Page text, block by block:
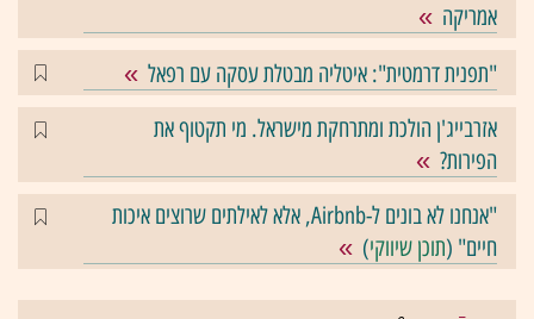
אמריקה
"תפנית דרמטית": איטליה מבטלת עסקה עם רפאל
אזרבייג'ן הולכת ומתרחקת מישראל. מי תקטוף את
הפירות?
"אנחנו לא בונים ל-Airbnb, אלא לאילתים שרוצים איכות
חיים" (תוכן שיווקי)